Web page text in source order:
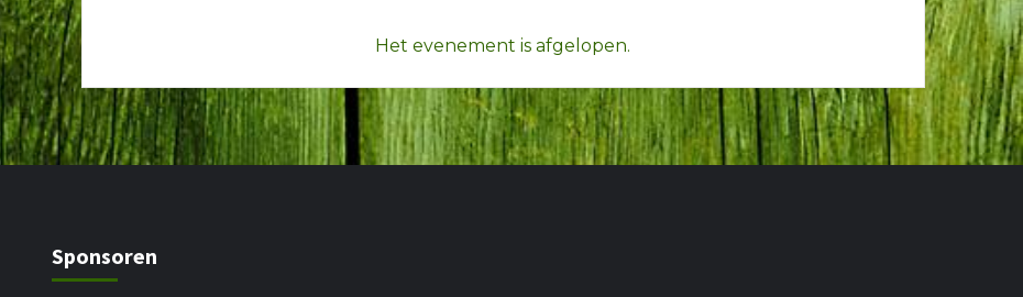
Het evenement is afgelopen.
Sponsoren